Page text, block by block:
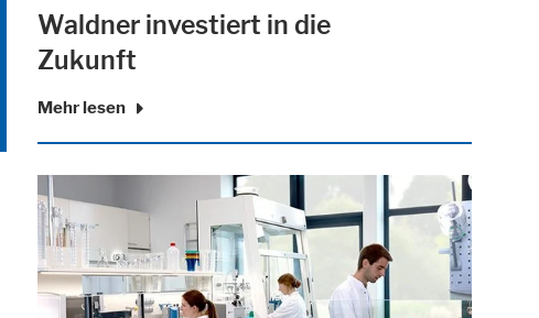
Waldner investiert in die
Zukunft
Mehr lesen